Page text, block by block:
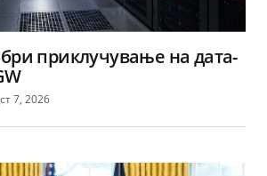
приклучување на дата-
7, 2026